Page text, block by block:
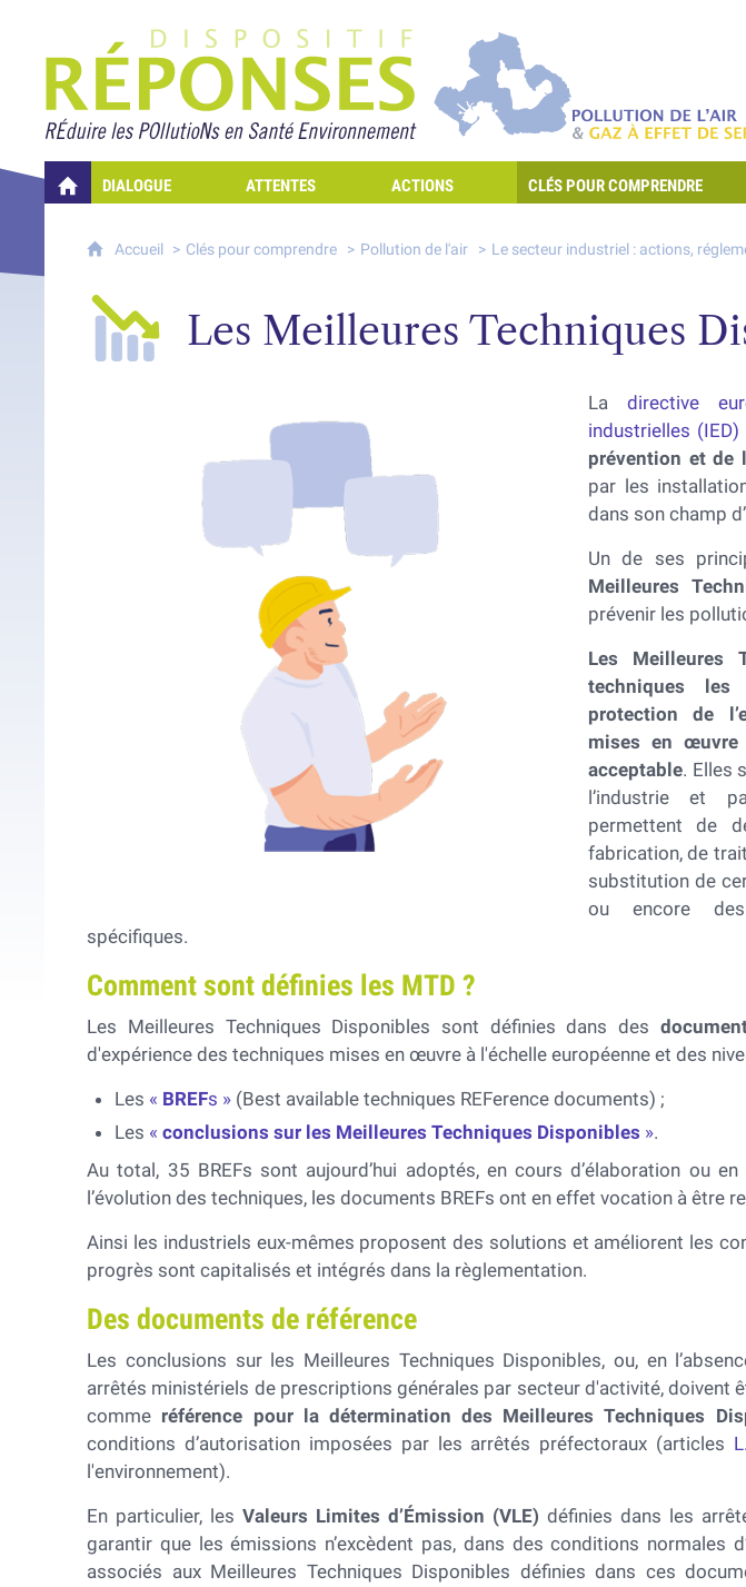
Projet Réponses - Réduire les POllutioNs en Santé
Pollution
QUELLES RÉPONSES À MES PRÉOCCUPATIONS SUR LA POLLUTION DE L'AIR ET LES GAZ À EFFET DE
DIALOGUE ATTENTES ACTIONS CLÉS POUR COMPRENDRE
Accueil Clés pour comprendre Pollution de l'air Le secteur industriel : actions,
Les Meilleures Techniques
Ladirective
industrielles (IED)
prévention et de
par les
dans son champ
Un de ses
Meilleures
prévenir les
Les Meilleures
techniques
protection de
mises en œuvre
acceptable. Elles
l’industrie et
permettent de
fabrication, de
substitution de
ou encore des
spécifiques.
Comment sont définies les MTD ?
Les Meilleures Techniques Disponibles sont définies dans des
d'expérience des techniques mises en œuvre à l'échelle européenne et des
Les « BREFs » (Best available techniques REFerence documents) ;
Les «conclusions sur les Meilleures Techniques Disponibles ».
Au total, 35 BREFs sont aujourd’hui adoptés, en cours d’élaboration ou
l’évolution des techniques, les documents BREFs ont en effet vocation à être
Ainsi les industriels eux-mêmes proposent des solutions et améliorent les
progrès sont capitalisés et intégrés dans la règlementation.
Des documents de référence
Les conclusions sur les Meilleures Techniques Disponibles, ou, en
arrêtés ministériels de prescriptions générales par secteur d'activité, doivent
comme référence pour la détermination des Meilleures Techniques
conditions d’autorisation imposées par les arrêtés préfectoraux (articles
l'environnement).
En particulier, lesValeurs Limites d’Émission (VLE) définies dans les
garantir que les émissions n’excèdent pas, dans des conditions normales
associés aux Meilleures Techniques Disponibles définies dans ces